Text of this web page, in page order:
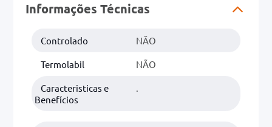
Informações Técnicas
Controlado NÃO
Termolabil NÃO
Caracteristicas e
Benefícios
.